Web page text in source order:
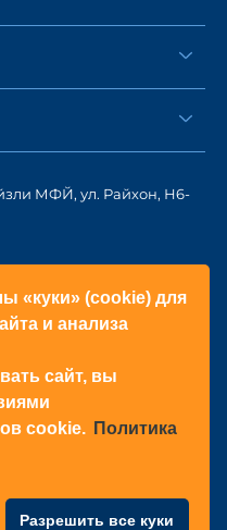
«куки» (cookie) для
и анализа
сайт, вы
cookie. Политика
Разрешить все куки
МФЙ, ул. Райхон, Н6-
данных